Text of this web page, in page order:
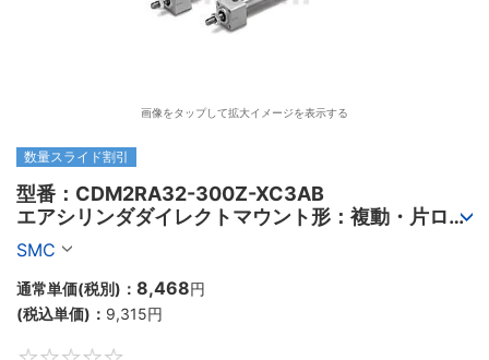
画像をタップして拡大イメージを表示する
数量スライド割引
型番：CDM2RA32-300Z-XC3AB
エアシリンダダイレクトマウント形：複動・片ロッ
ド／CM2Rシリーズ
SMC
通常単価(税別)： 8,468円
(税込単価)： 9,315円